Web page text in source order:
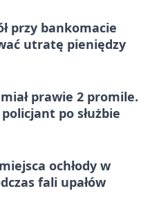
przy bankomacie
utratę pieniędzy
prawie 2 promile.
po służbie
ochłody w
fali upałów